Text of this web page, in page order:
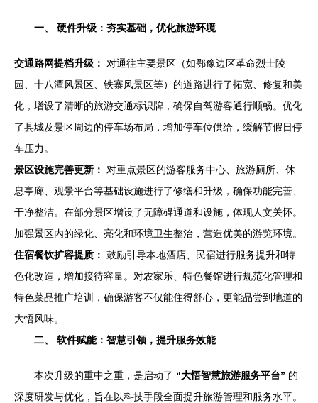
一、 硬件升级：夯实基础，优化旅游环境
交通路网提档升级：
对通往主要景区（如鄂豫边区革命烈士陵
园、十八潭风景区、铁寨风景区等）的道路进行了拓宽、修复和美
化，增设了清晰的旅游交通标识牌，确保自驾游客通行顺畅。优化
了县城及景区周边的停车场布局，增加停车位供给，缓解节假日停
车压力。
景区设施完善更新：
对重点景区的游客服务中心、旅游厕所、休
息亭廊、观景平台等基础设施进行了修缮和升级，确保功能完善、
干净整洁。在部分景区增设了无障碍通道和设施，体现人文关怀。
加强景区内的绿化、亮化和环境卫生整治，营造优美的游览环境。
住宿餐饮扩容提质： 鼓励引导本地酒店、民宿进行服务提升和特
色化改造，增加接待容量。对农家乐、特色餐馆进行规范化管理和
特色菜品推广培训，确保游客不仅能住得舒心，更能品尝到地道的
大悟风味。
二、 软件赋能：智慧引领，提升服务效能
本次升级的重中之重，是启动了 “大悟智慧旅游服务平台” 的
深度研发与优化，旨在以科技手段全面提升旅游管理和服务水平。